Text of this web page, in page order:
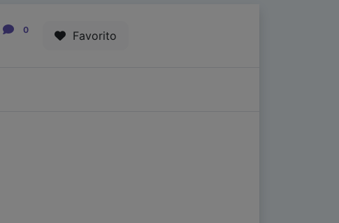
0 Favorito